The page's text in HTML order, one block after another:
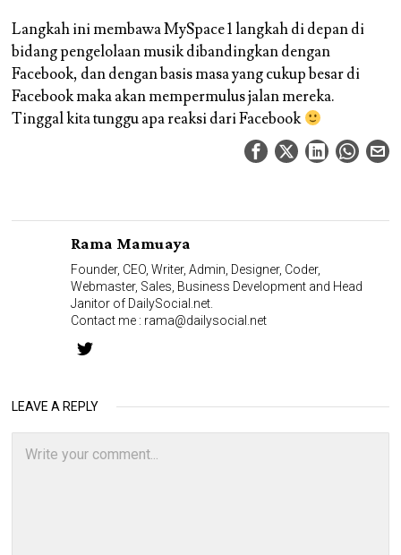
Langkah ini membawa MySpace 1 langkah di depan di
bidang pengelolaan musik dibandingkan dengan
Facebook, dan dengan basis masa yang cukup besar di
Facebook maka akan mempermulus jalan mereka.
Tinggal kita tunggu apa reaksi dari Facebook
Rama Mamuaya
Founder, CEO, Writer, Admin, Designer, Coder,
Webmaster, Sales, Business Development and Head
Janitor of DailySocial.net.
Contact me : rama@dailysocial.net
LEAVE A REPLY